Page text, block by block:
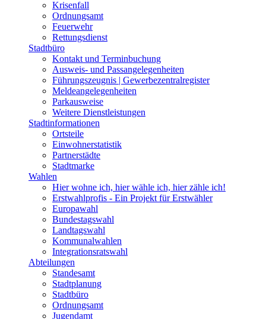
Krisenfall
Ordnungsamt
Feuerwehr
Rettungsdienst
Stadtbüro
Kontakt und Terminbuchung
Ausweis- und Passangelegenheiten
Führungszeugnis | Gewerbezentralregister
Meldeangelegenheiten
Parkausweise
Weitere Dienstleistungen
Stadtinformationen
Ortsteile
Einwohnerstatistik
Partnerstädte
Stadtmarke
Wahlen
Hier wohne ich, hier wähle ich, hier zähle ich!
Erstwahlprofis - Ein Projekt für Erstwähler
Europawahl
Bundestagswahl
Landtagswahl
Kommunalwahlen
Integrationsratswahl
Abteilungen
Standesamt
Stadtplanung
Stadtbüro
Ordnungsamt
Jugendamt